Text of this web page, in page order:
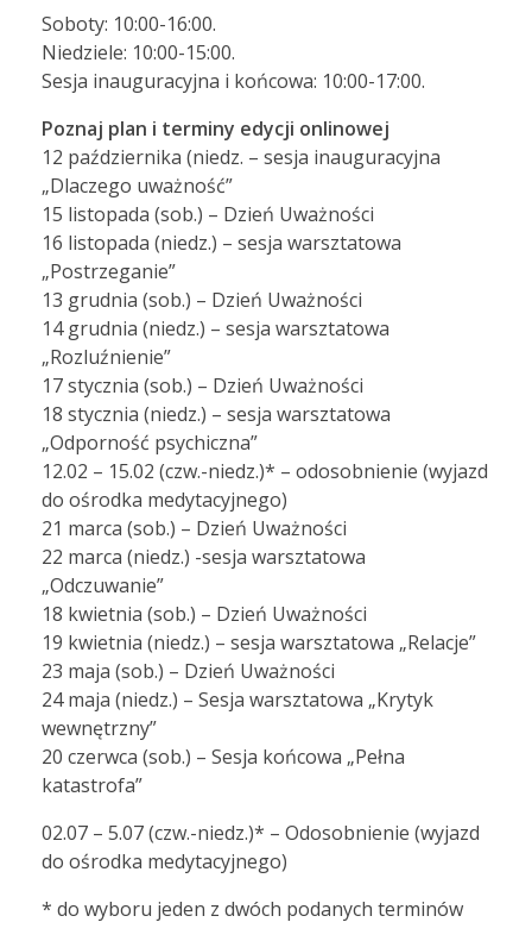
Soboty: 10:00-16:00.
Niedziele: 10:00-15:00.
Sesja inauguracyjna i końcowa: 10:00-17:00.
Poznaj plan i terminy edycji onlinowej
12 października (niedz. – sesja inauguracyjna
„Dlaczego uważność”
15 listopada (sob.) – Dzień Uważności
16 listopada (niedz.) – sesja warsztatowa
„Postrzeganie”
13 grudnia (sob.) – Dzień Uważności
14 grudnia (niedz.) – sesja warsztatowa
„Rozluźnienie”
17 stycznia (sob.) – Dzień Uważności
18 stycznia (niedz.) – sesja warsztatowa
„Odporność psychiczna”
12.02 – 15.02 (czw.-niedz.)* – odosobnienie (wyjazd
do ośrodka medytacyjnego)
21 marca (sob.) – Dzień Uważności
22 marca (niedz.) -sesja warsztatowa
„Odczuwanie”
18 kwietnia (sob.) – Dzień Uważności
19 kwietnia (niedz.) – sesja warsztatowa „Relacje”
23 maja (sob.) – Dzień Uważności
24 maja (niedz.) – Sesja warsztatowa „Krytyk
wewnętrzny”
20 czerwca (sob.) – Sesja końcowa „Pełna
katastrofa”
02.07 – 5.07 (czw.-niedz.)* – Odosobnienie (wyjazd
do ośrodka medytacyjnego)
* do wyboru jeden z dwóch podanych terminów